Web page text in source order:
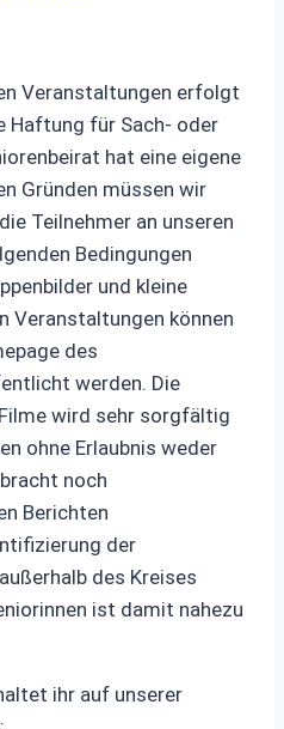
Veranstaltungen erfolgt
Haftung für Sach- oder
hat eine eigene
Gründen müssen wir
Teilnehmer an unseren
Bedingungen
und kleine
Veranstaltungen können
des
werden. Die
wird sehr sorgfältig
ohne Erlaubnis weder
noch
Berichten
der
des Kreises
ist damit nahezu
ihr auf unserer